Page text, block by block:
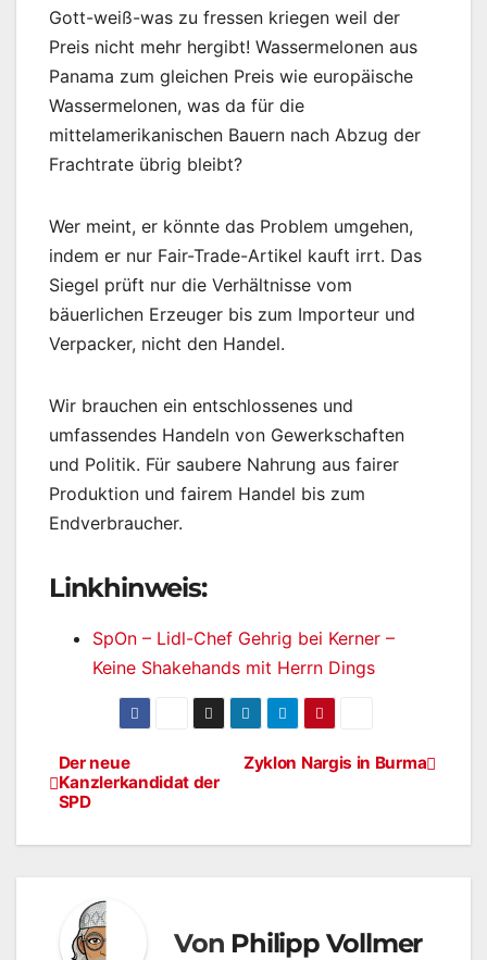
Gott-weiß-was zu fressen kriegen weil der
Preis nicht mehr hergibt! Wassermelonen aus
Panama zum gleichen Preis wie europäische
Wassermelonen, was da für die
mittelamerikanischen Bauern nach Abzug der
Frachtrate übrig bleibt?
Wer meint, er könnte das Problem umgehen,
indem er nur Fair-Trade-Artikel kauft irrt. Das
Siegel prüft nur die Verhältnisse vom
bäuerlichen Erzeuger bis zum Importeur und
Verpacker, nicht den Handel.
Wir brauchen ein entschlossenes und
umfassendes Handeln von Gewerkschaften
und Politik. Für saubere Nahrung aus fairer
Produktion und fairem Handel bis zum
Endverbraucher.
Linkhinweis:
SpOn – Lidl-Chef Gehrig bei Kerner –
Keine Shakehands mit Herrn Dings
Beitragsnavigation
Zyklon Nargis in Burma
Der neue
Kanzlerkandidat der
SPD
Von Philipp Vollmer